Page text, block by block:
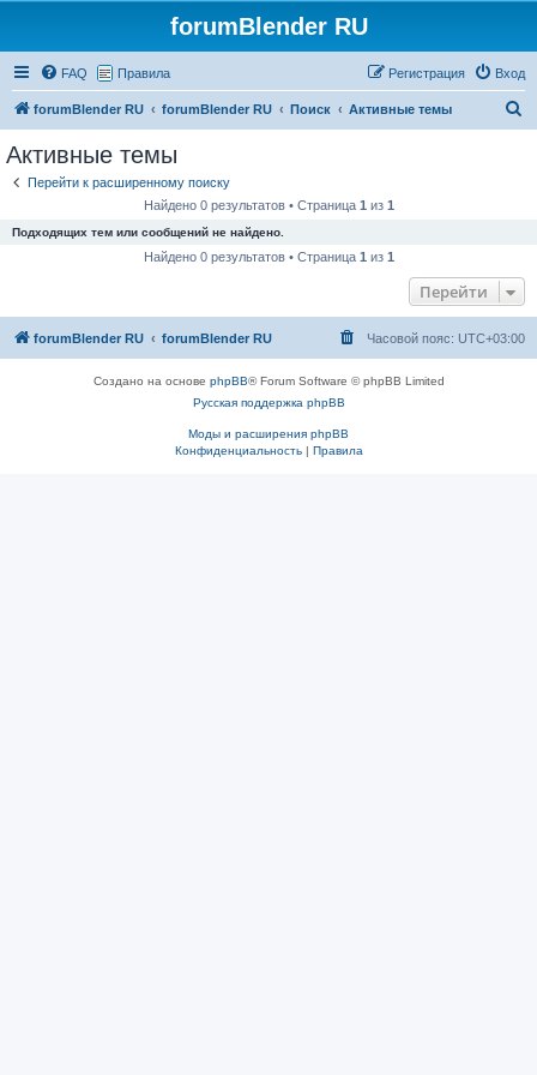
forumBlender RU
FAQ Правила Вход
Регистрация
forumBlender RU forumBlender RU Поиск Активные темы
Активные темы
Перейти к расширенному поиску
Найдено 0 результатов • Страница 1 из 1
Подходящих тем или сообщений не найдено.
Найдено 0 результатов • Страница 1 из 1
Перейти
forumBlender RU forumBlender RU Часовой пояс: UTC+03:00
Создано на основе phpBB® Forum Software © phpBB Limited
Русская поддержка phpBB
Моды и расширения phpBB
Конфиденциальность| Правила